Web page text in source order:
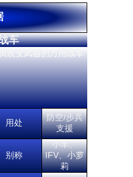
车
改变武器的万用战车
用处
防空/步兵
支援
别称
小车、
IFV、小萝
莉